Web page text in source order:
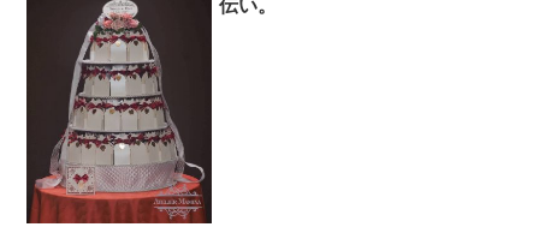
伝い。